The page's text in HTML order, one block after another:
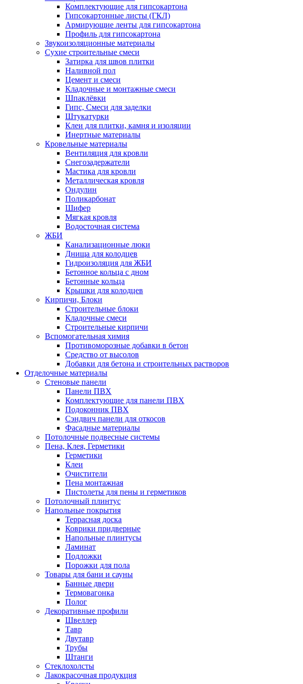
Комплектующие для гипсокартона
Гипсокартонные листы (ГКЛ)
Армирующие ленты для гипсокартона
Профиль для гипсокартона
Звукоизоляционные материалы
Сухие строительные смеси
Затирка для швов плитки
Наливной пол
Цемент и смеси
Кладочные и монтажные смеси
Шпаклёвки
Гипс, Смеси для заделки
Штукатурки
Клеи для плитки, камня и изоляции
Инертные материалы
Кровельные материалы
Вентиляция для кровли
Снегозадержатели
Мастика для кровли
Металлическая кровля
Ондулин
Поликарбонат
Шифер
Мягкая кровля
Водосточная система
ЖБИ
Канализационные люки
Днища для колодцев
Гидроизоляция для ЖБИ
Бетонное кольца с дном
Бетонные кольца
Крышки для колодцев
Кирпичи, Блоки
Строительные блоки
Кладочные смеси
Строительные кирпичи
Вспомогательная химия
Противоморозные добавки в бетон
Средство от высолов
Добавки для бетона и строительных растворов
Отделочные материалы
Стеновые панели
Панели ПВХ
Комплектующие для панели ПВХ
Подоконник ПВХ
Сэндвич панели для откосов
Фасадные материалы
Потолочные подвесные системы
Пена, Клея, Герметики
Герметики
Клеи
Очистители
Пена монтажная
Пистолеты для пены и герметиков
Потолочный плинтус
Напольные покрытия
Террасная доска
Коврики придверные
Напольные плинтусы
Ламинат
Подложки
Порожки для пола
Товары для бани и сауны
Банные двери
Термовагонка
Полог
Декоративные профили
Швеллер
Тавр
Двутавр
Трубы
Штанги
Стеклохолсты
Лакокрасочная продукция